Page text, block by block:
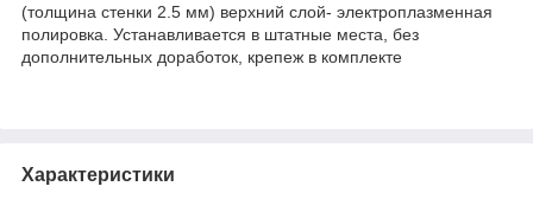
(толщина стенки 2.5 мм) верхний слой- электроплазменная
полировка. Устанавливается в штатные места, без
дополнительных доработок, крепеж в комплекте
Характеристики